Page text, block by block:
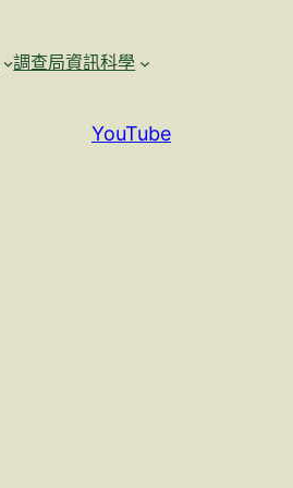
調查局資訊科學
YouTube